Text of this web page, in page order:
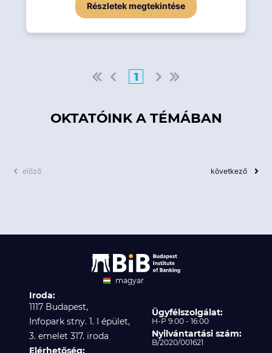
Részletek megtekintése
1
OKTATÓINK A TÉMÁBAN
előző következő
magyar
Iroda:
1117 Budapest,
Infopark stny. 1. I épület,
3. emelet 317. iroda
Elérhetőség:
Ügyfélszolgálat:
H-P 9:00 - 16:00
Nyilvántartási szám:
B/2020/001621